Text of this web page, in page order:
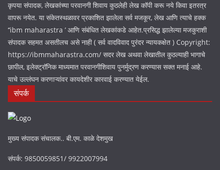
कृपया संपादक, लेखकांच्या परवानगी शिवाय कुठलेही लेख कॉपी करू नये किवा इतरत्र
वापरू नयेत. या संकेतस्थळावर प्रकाशित झालेला सर्व मजकूर, लेख आणि त्याचे हक्क
‘‘ibm maharastra ’ आणि संबंधित लेखकांकडे आहेत.प्रसिद्ध झालेल्या मजकुराशी
संपादक सहमत असतीलच असे नाही ( सर्व वादविवाद पुरंदर न्यायकक्षेत ) Copyright:
https://ibmmaharastra.com/ सदर लेख अथवा लेखातील कुठल्याही भागाचे
छापील, इलेक्ट्रॉनिक माध्यमात परवानगीशिवाय पुनर्मुद्रण करण्यास सक्त मनाई आहे.
याचे उल्लंघन करणाऱ्यांवर कायदेशीर कारवाई करण्यात येईल.
संपर्क
मुख्य संपादक संचालक.. बी.एम. काळे देशमुख
संपर्क: 9850059851/ 9922007994